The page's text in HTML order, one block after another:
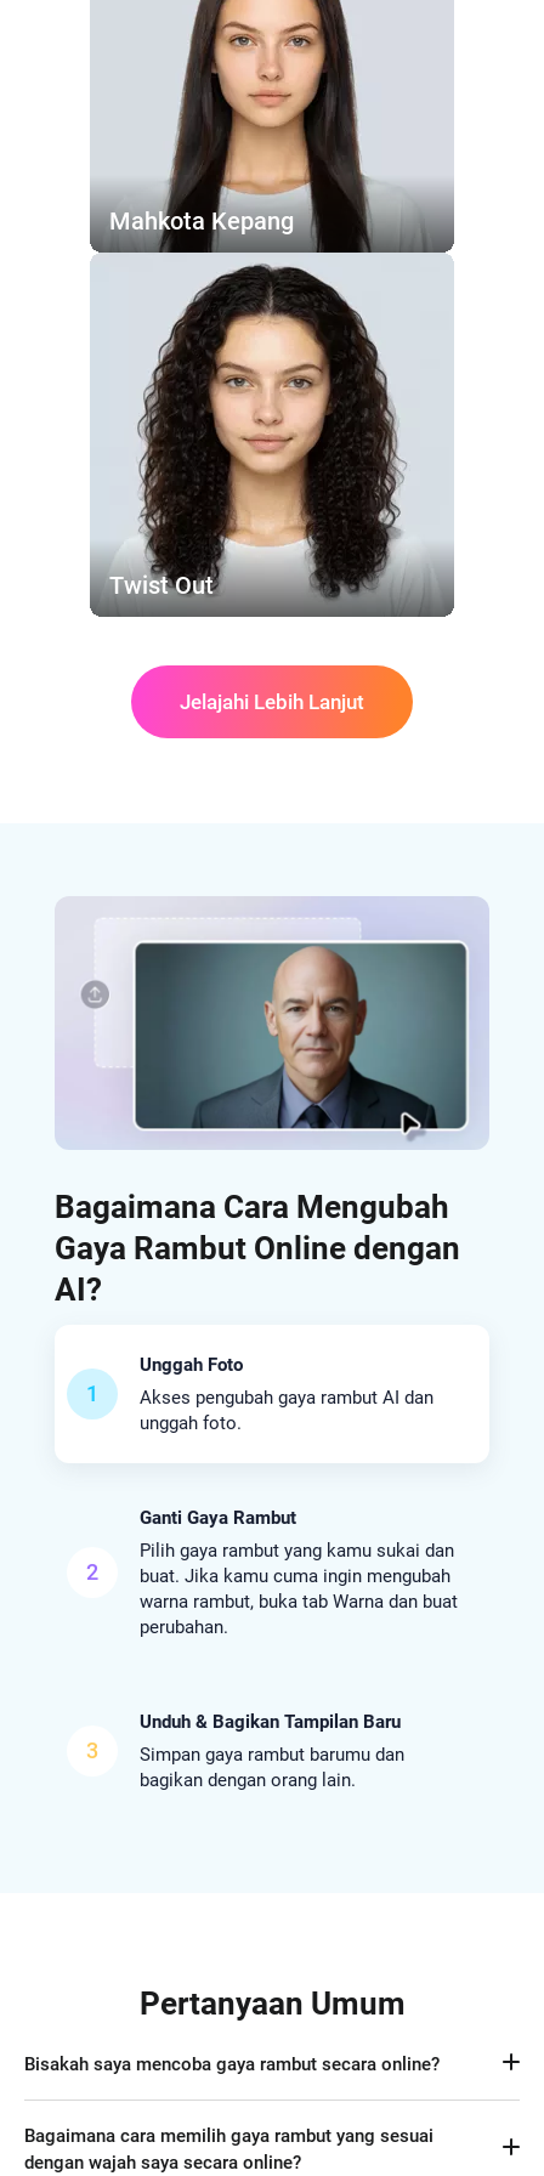
Mahkota Kepang
Twist Out
Jelajahi Lebih Lanjut
Bagaimana Cara Mengubah
Gaya Rambut Online dengan
AI?
1
Unggah Foto
Akses pengubah gaya rambut AI dan
unggah foto.
2
Ganti Gaya Rambut
Pilih gaya rambut yang kamu sukai dan
buat. Jika kamu cuma ingin mengubah
warna rambut, buka tab Warna dan buat
perubahan.
3
Unduh & Bagikan Tampilan Baru
Simpan gaya rambut barumu dan
bagikan dengan orang lain.
Pertanyaan Umum
Bisakah saya mencoba gaya rambut secara online?
fotomu, dan bereksperimenlah dengan berbagai potongan
rambut dan warna.
Bagaimana cara memilih gaya rambut yang sesuai
dengan wajah saya secara online?